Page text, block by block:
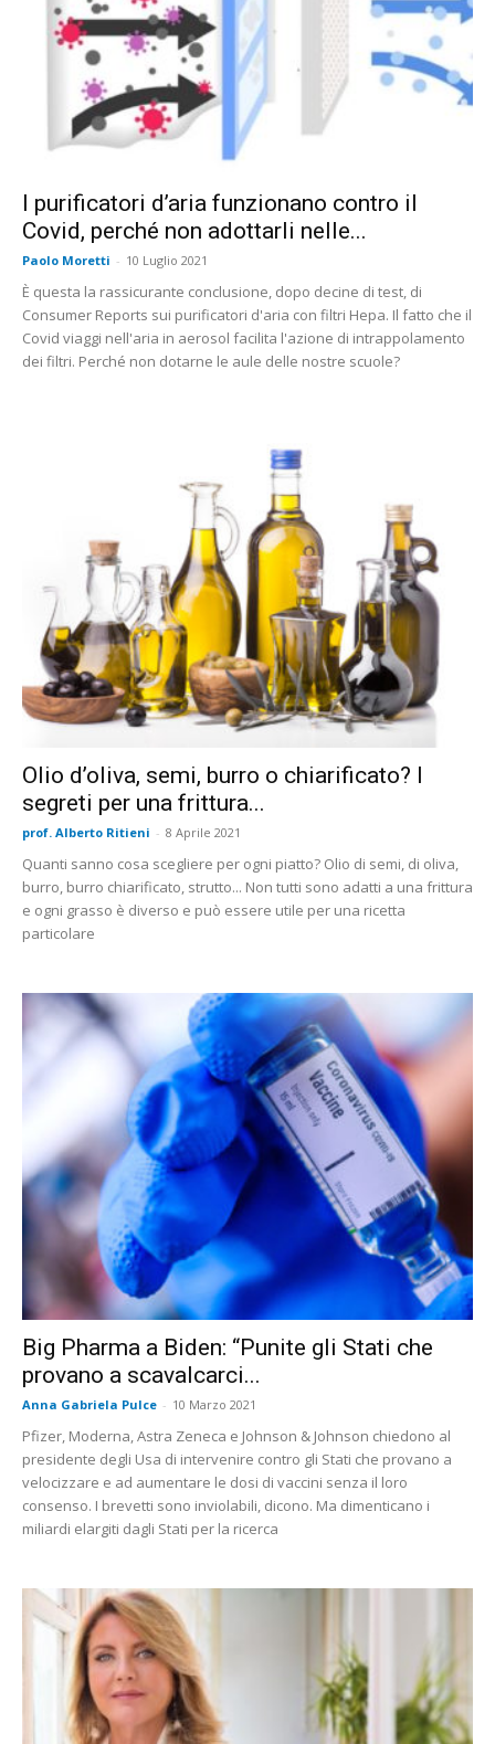
I purificatori d’aria funzionano contro il
Covid, perché non adottarli nelle...
Paolo Moretti - 10 Luglio 2021
È questa la rassicurante conclusione, dopo decine di test, di
Consumer Reports sui purificatori d'aria con filtri Hepa. Il fatto che il
Covid viaggi nell'aria in aerosol facilita l'azione di intrappolamento
dei filtri. Perché non dotarne le aule delle nostre scuole?
Olio d’oliva, semi, burro o chiarificato? I
segreti per una frittura...
prof. Alberto Ritieni - 8 Aprile 2021
Quanti sanno cosa scegliere per ogni piatto? Olio di semi, di oliva,
burro, burro chiarificato, strutto... Non tutti sono adatti a una frittura
e ogni grasso è diverso e può essere utile per una ricetta
particolare
Big Pharma a Biden: “Punite gli Stati che
provano a scavalcarci...
Anna Gabriela Pulce - 10 Marzo 2021
Pfizer, Moderna, Astra Zeneca e Johnson & Johnson chiedono al
presidente degli Usa di intervenire contro gli Stati che provano a
velocizzare e ad aumentare le dosi di vaccini senza il loro
consenso. I brevetti sono inviolabili, dicono. Ma dimenticano i
miliardi elargiti dagli Stati per la ricerca